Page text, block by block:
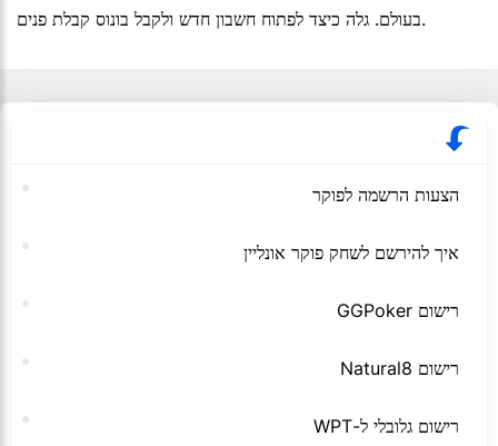
בעולם. גלה כיצד לפתוח חשבון חדש ולקבל בונוס קבלת פנים.
הצעות הרשמה לפוקר
איך להירשם לשחק פוקר אונליין
רישום GGPoker
רישום Natural8
רישום גלובלי ל-WPT